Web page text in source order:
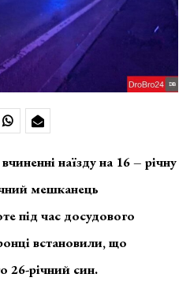
наїзду на 16 – річну
мешканець
під час досудового
встановили, що
26-річний син.